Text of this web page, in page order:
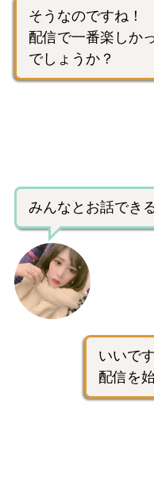
そうなのですね！
配信で一番楽しか
でしょうか？
みんなとお話でき
いいで
配信を